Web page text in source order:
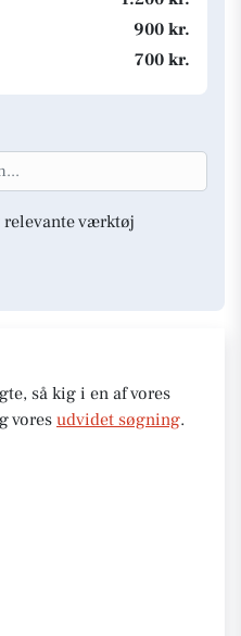
900 kr.
700 kr.
relevante værktøj
så kig i en af vores
vores udvidet søgning.